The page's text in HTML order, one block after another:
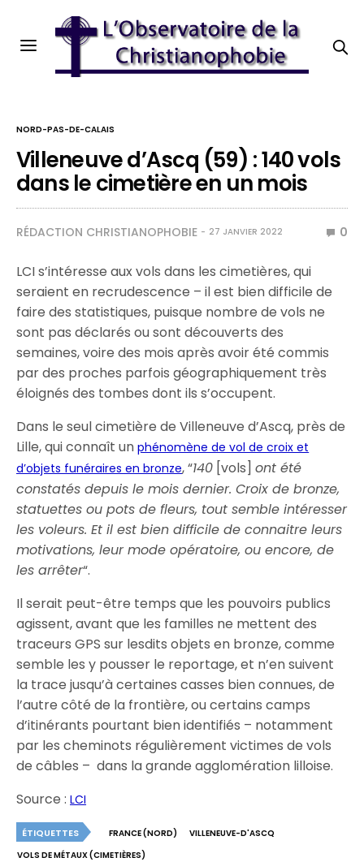
NORD-PAS-DE-CALAIS
Villeneuve d’Ascq (59) : 140 vols
dans le cimetière en un mois
RÉDACTION CHRISTIANOPHOBIE 27 JANVIER 2022 0
LCI s’intéresse aux vols dans les cimetières, qui
seraient en recrudescence – il est bien difficile de
faire des statistiques, puisque nombre de vols ne
sont pas déclarés ou sont découverts des
semaines, voire des mois après avoir été commis
par des proches parfois géographiquement très
éloignés des tombes dont ils s’occupent.
Dans le seul cimetière de Villeneuve d’Ascq, près de
Lille, qui connaît unphénomène de vol de croix et
d’objets funéraires en bronze, “140 [vols]ont été
constatés depuis le mois dernier. Croix de bronze,
statuettes ou pots de fleurs, tout semble intéresser
les voleurs. Et il est bien difficile de connaitre leurs
motivations, leur mode opératoire, ou encore, de
les arrêter“.
Il serait peut-être temps que les pouvoirs publics
agissent, avant que les familles ne mettent des
traceurs GPS sur lesdits objets en bronze, comme
semble les y pousser le reportage, et n’en suivent
la trace jusqu’à certaines casses bien connues, de
l’autre côté de la frontière, ou certains camps
d’itinérants pourtant bien identifiés – notamment
par les cheminots régulièrement victimes de vols
de câbles – dans la grande agglomération lilloise.
Source :LCI
ÉTIQUETTES FRANCE (NORD)
VILLENEUVE-D'ASCQ
VOLS DE MÉTAUX (CIMETIÈRES)